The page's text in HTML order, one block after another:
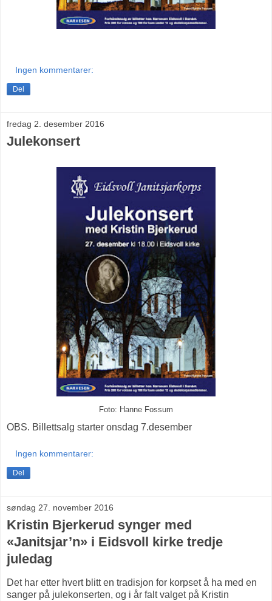
Ingen kommentarer:
Del
fredag 2. desember 2016
Julekonsert
Foto: Hanne Fossum
OBS. Billettsalg starter onsdag 7.desember
Ingen kommentarer:
Del
søndag 27. november 2016
Kristin Bjerkerud synger med
«Janitsjar’n» i Eidsvoll kirke tredje
juledag
Det har etter hvert blitt en tradisjon for korpset å ha med en
sanger på julekonserten, og i år falt valget på Kristin